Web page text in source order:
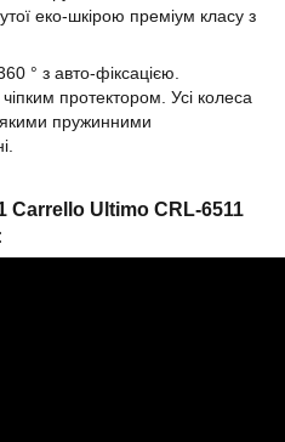
еко-шкірою преміум класу з
° з авто-фіксацією.
протектором. Усі колеса
пружинними
Carrello Ultimo CRL-6511